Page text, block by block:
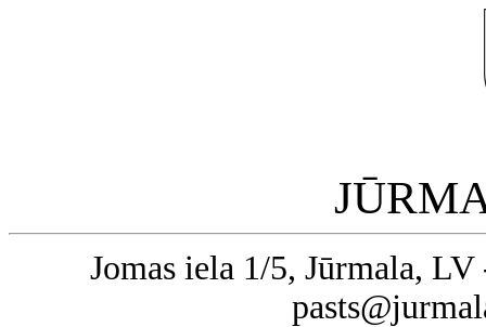
Jomas iela 1/5, Jūrmala,